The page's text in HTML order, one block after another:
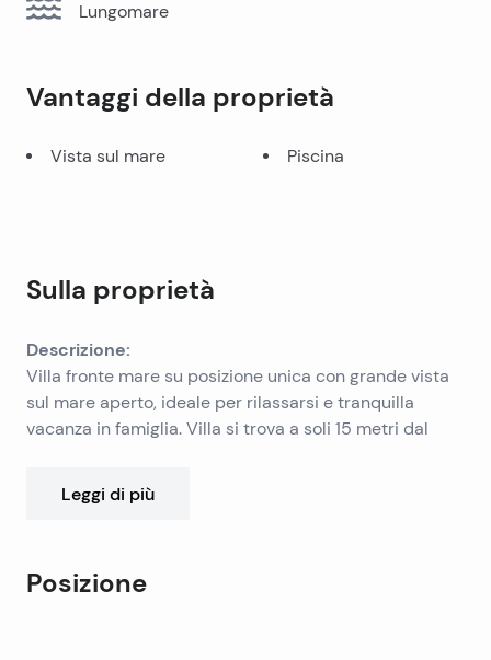
Lungomare
Vantaggi della proprietà
Vista sul mare Piscina
Sulla proprietà
Descrizione:
Villa fronte mare su posizione unica con grande vista
sul mare aperto, ideale per rilassarsi e tranquilla
vacanza in famiglia. Villa si trova a soli 15 metri dal
salone, taverna, 1 appartamento matrimoniale e 1
piscina, circondata da palme e ulivi. Giardino
: su richiesta!
Leggi di più
Posizione